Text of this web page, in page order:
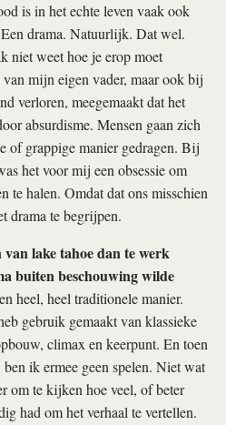
is in het echte leven vaak ook
drama. Natuurlijk. Dat wel.
niet weet hoe je erop moet
mijn eigen vader, maar ook bij
verloren, meegemaakt dat het
absurdisme. Mensen gaan zich
of grappige manier gedragen. Bij
het voor mij een obsessie om
te halen. Omdat dat ons misschien
drama te begrijpen.
vanlake tahoedan te werk
buiten beschouwing wilde
heel, heel traditionele manier.
gebruik gemaakt van klassieke
climax en keerpunt. En toen
ik ermee geen spelen. Niet wat
om te kijken hoe veel, of beter
had om het verhaal te vertellen.